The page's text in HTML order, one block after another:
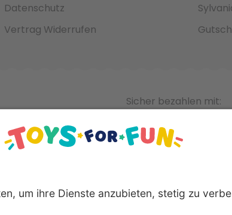
Datenschutz
Vertrag Widerrufen
Sicher bezahlen mit: